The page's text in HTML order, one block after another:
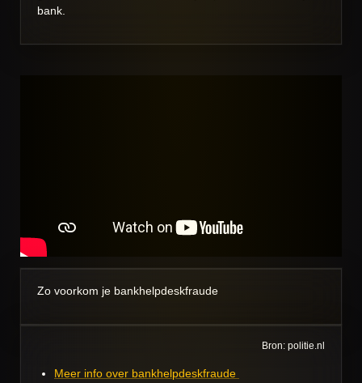
bank.
Zo voorkom je bankhelpdeskfraude
Bron: politie.nl
Meer info over bankhelpdeskfraude